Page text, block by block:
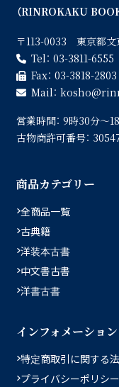
（RINROKAKU
〒113-0033 東京都文
Tel： 03-3811-6555
Fax： 03-3818-2803
Mail： kosho
営業時間： 9時30分〜
古物商許可番号：
商品カテゴリー
全商品一覧
古典籍
洋装本古書
中文書古書
洋書古書
インフォメーション
特定商取引に関する
プライバシーポリシー